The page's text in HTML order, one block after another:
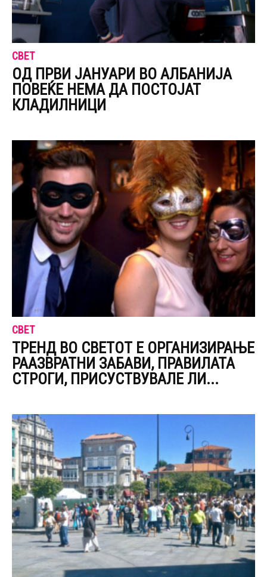
СВЕТ
ОД ПРВИ ЈАНУАРИ ВО АЛБАНИЈА
ПОВЕЌЕ НЕМА ДА ПОСТОЈАТ
КЛАДИЛНИЦИ
СВЕТ
ТРЕНД ВО СВЕТОТ Е ОРГАНИЗИРАЊЕ
РААЗВРАТНИ ЗАБАВИ, ПРАВИЛАТА
СТРОГИ, ПРИСУСТВУВАЛЕ ЛИ...